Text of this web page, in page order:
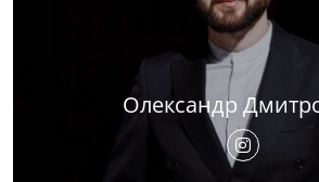
Олександр